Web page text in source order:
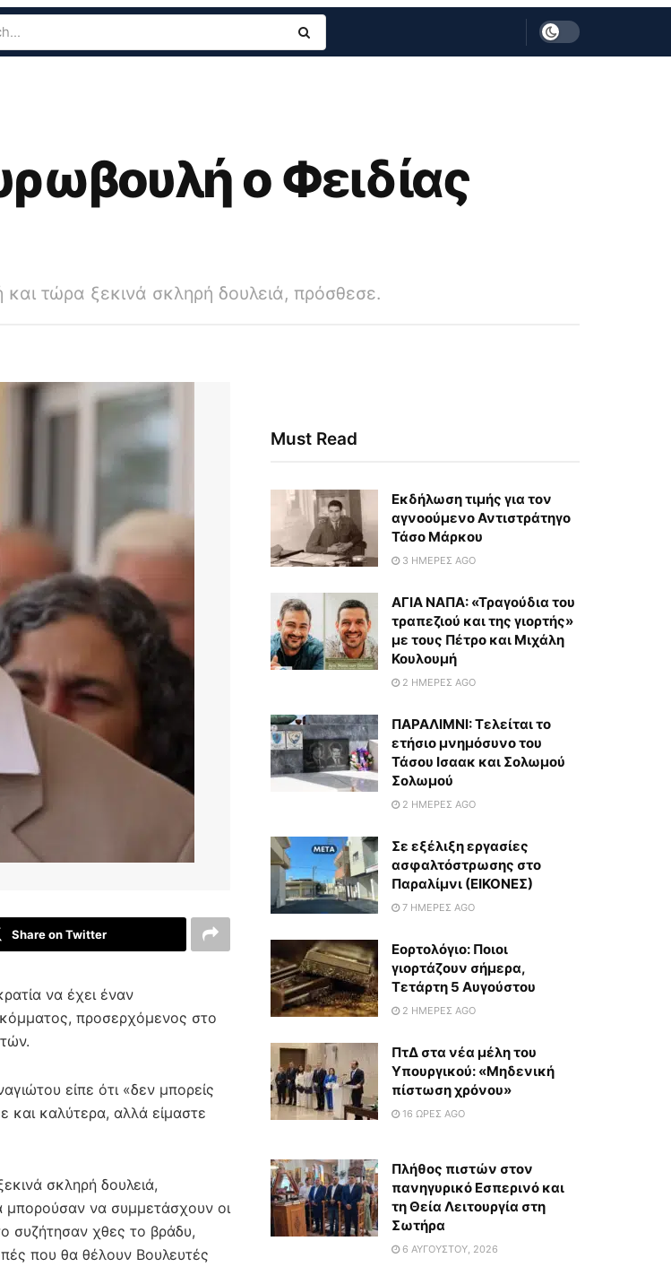
ο Φειδίας
τώρα ξεκινά σκληρή δουλειά, πρόσθεσε.
Share on Twitter
να έχει έναν
προσερχόμενος στο
είπε ότι «δεν μπορείς
καλύτερα, αλλά είμαστε
σκληρή δουλειά,
μπορούσαν να συμμετάσχουν οι
συζήτησαν χθες το βράδυ,
που θα θέλουν Βουλευτές
Must Read
Εκδήλωση τιμής για τον
αγνοούμενο Αντιστράτηγο
Τάσο Μάρκου
3 ΗΜΈΡΕΣ AGO
ΑΓΙΑ ΝΑΠΑ: «Τραγούδια του
τραπεζιού και της γιορτής»
με τους Πέτρο και Μιχάλη
Κουλουμή
2 ΗΜΈΡΕΣ AGO
ΠΑΡΑΛΙΜΝΙ: Τελείται το
ετήσιο μνημόσυνο του
Τάσου Ισαακ και Σολωμού
Σολωμού
2 ΗΜΈΡΕΣ AGO
Σε εξέλιξη εργασίες
ασφαλτόστρωσης στο
Παραλίμνι (ΕΙΚΟΝΕΣ)
7 ΗΜΈΡΕΣ AGO
Εορτολόγιο: Ποιοι
γιορτάζουν σήμερα,
Τετάρτη 5 Αυγούστου
2 ΗΜΈΡΕΣ AGO
ΠτΔ στα νέα μέλη του
Υπουργικού: «Μηδενική
πίστωση χρόνου»
16 ΏΡΕΣ AGO
Πλήθος πιστών στον
πανηγυρικό Εσπερινό και
τη Θεία Λειτουργία στη
Σωτήρα
6 ΑΥΓΟΎΣΤΟΥ, 2026